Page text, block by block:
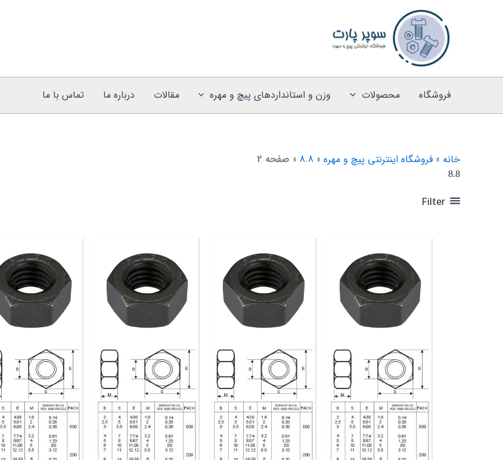
فروشگاه محصولات وزن و استانداردهای پیچ و مهره مقالات درباره ما تماس با ما
خانه » فروشگاه اینترنتی پیچ و مهره »
8.8
» صفحه 2
8.8
Filter